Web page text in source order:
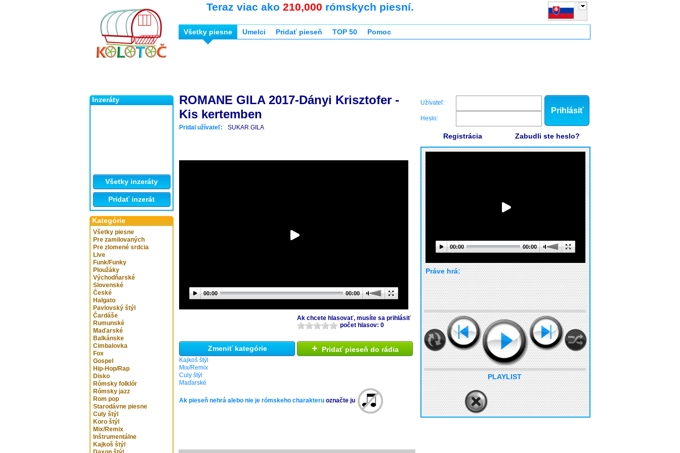
Inzeráty
Všetky inzeráty
Pridať inzerát
Kategórie
Všetky piesne
Pre zamilovaných
Pre zlomené srdcia
Live
Funk/Funky
Ploužáky
Východňarské
Slovenské
České
Halgato
Pavlovský štýl
Čardáše
Rumunské
Maďarské
Balkánske
Cimbalovka
Fox
Gospel
Hip-Hop/Rap
Disko
Rómsky folklór
Rómsky jazz
Rom pop
Starodávne piesne
Culy štýl
Koro štýl
Mix/Remix
Inštrumentálne
Kajkoš štýl
Teraz viac ako 210,000 rómskych piesní.
Všetky piesne Umelci Pridať pieseň TOP 50 Pomoc
ROMANE GILA 2017-Dányi Krisztofer -
Kis kertemben
Pridal užívateľ: SUKAR GILA
00:00 00:00
Ak chcete hlasovať, musíte sa prihlásiť
počet hlasov: 0
Zmeniť kategórie
Kajkoš štýl
Mix/Remix
Culy štýl
Maďarské
+ Pridať pieseň do rádia
Ak pieseň nehrá alebo nie je rómskeho charakteru označte ju
Užívateľ:
Heslo:
Prihlásiť
Registrácia Zabudli ste heslo?
00:00 00:00
Práve hrá:
PLAYLIST